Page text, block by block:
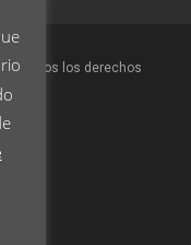
| Todos los derechos